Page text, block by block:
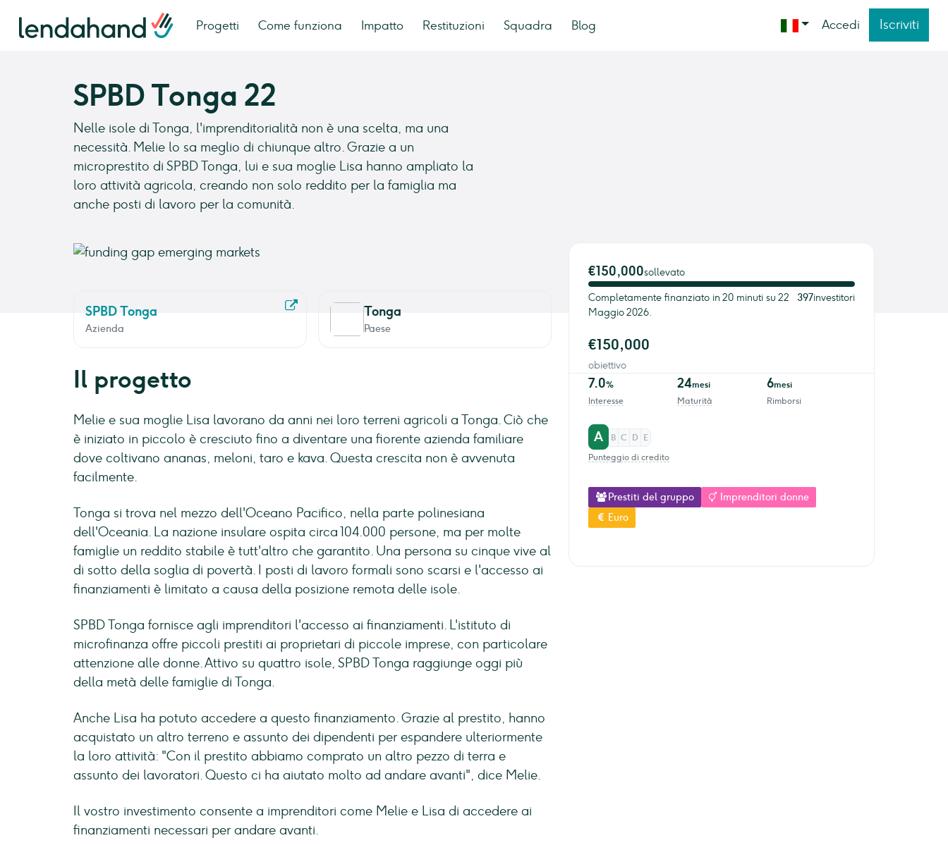
Progetti Come funziona Impatto Restituzioni Squadra Blog Accedi Iscriviti
SPBD Tonga 22
Nelle isole di Tonga, l'imprenditorialità non è una scelta, ma una
necessità. Melie lo sa meglio di chiunque altro. Grazie a un
microprestito di SPBD Tonga, lui e sua moglie Lisa hanno ampliato la
loro attività agricola, creando non solo reddito per la famiglia ma
anche posti di lavoro per la comunità.
SPBD Tonga
Azienda
Tonga
Paese
Il progetto
Melie e sua moglie Lisa lavorano da anni nei loro terreni agricoli a Tonga. Ciò che
è iniziato in piccolo è cresciuto fino a diventare una fiorente azienda familiare
dove coltivano ananas, meloni, taro e kava. Questa crescita non è avvenuta
facilmente.
Tonga si trova nel mezzo dell'Oceano Pacifico, nella parte polinesiana
dell'Oceania. La nazione insulare ospita circa 104.000 persone, ma per molte
famiglie un reddito stabile è tutt'altro che garantito. Una persona su cinque vive al
di sotto della soglia di povertà. I posti di lavoro formali sono scarsi e l'accesso ai
finanziamenti è limitato a causa della posizione remota delle isole.
SPBD Tonga fornisce agli imprenditori l'accesso ai finanziamenti. L'istituto di
microfinanza offre piccoli prestiti ai proprietari di piccole imprese, con particolare
attenzione alle donne. Attivo su quattro isole, SPBD Tonga raggiunge oggi più
della metà delle famiglie di Tonga.
Anche Lisa ha potuto accedere a questo finanziamento. Grazie al prestito, hanno
acquistato un altro terreno e assunto dei dipendenti per espandere ulteriormente
la loro attività: "Con il prestito abbiamo comprato un altro pezzo di terra e
assunto dei lavoratori. Questo ci ha aiutato molto ad andare avanti", dice Melie.
Il vostro investimento consente a imprenditori come Melie e Lisa di accedere ai
finanziamenti necessari per andare avanti.
€150,000sollevato
Completamente finanziato in 20 minuti su 22
Maggio 2026.
397investitori
€150,000
obiettivo
7.0%
Interesse
24mesi
Maturità
6mesi
Rimborsi
A B C D
E
Punteggio di credito
Prestiti del gruppo
Imprenditori donne
Euro